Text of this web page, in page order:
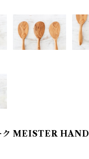
ーク MEISTER HAND